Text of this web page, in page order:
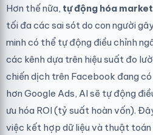
Hơn thế nữa, tự động hóa
tối đa các sai sót do con người
minh có thể tự động điều chỉnh
các kênh dựa trên hiệu suất đo
chiến dịch trên Facebook đang
hơn Google Ads, AI sẽ tự động
ưu hóa ROI (tỷ suất hoàn vốn).
việc kết hợp dữ liệu và thuật